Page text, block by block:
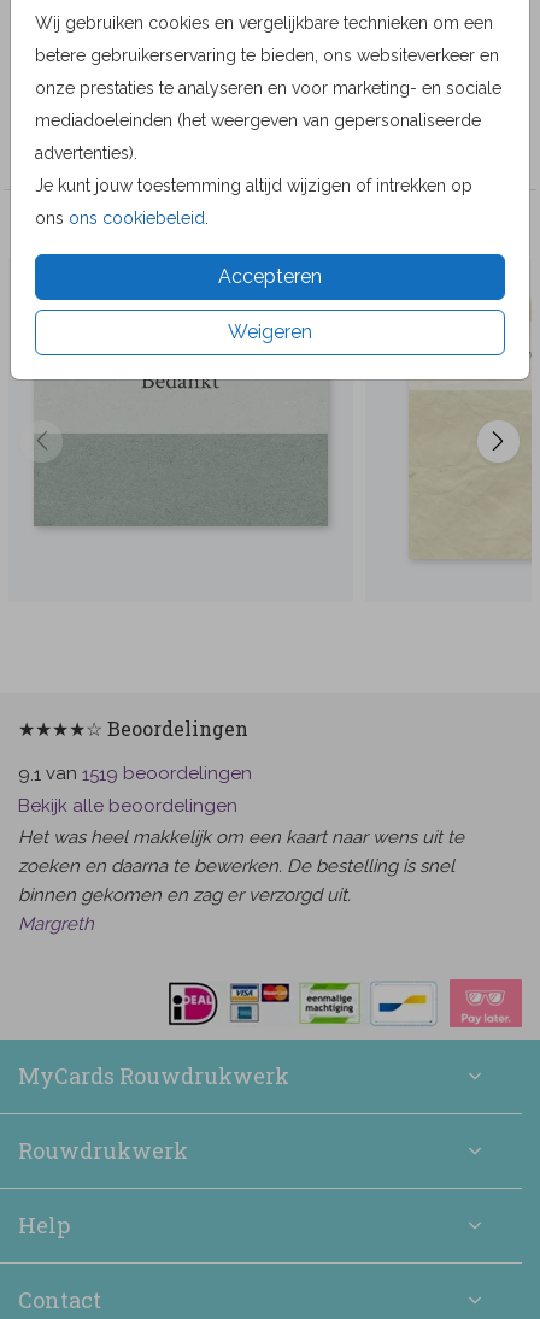
Wij gebruiken cookies en vergelijkbare technieken om een
betere gebruikerservaring te bieden, ons websiteverkeer en
onze prestaties te analyseren en voor marketing- en sociale
mediadoeleinden (het weergeven van gepersonaliseerde
advertenties).
Je kunt jouw toestemming altijd wijzigen of intrekken op
ons ons cookiebeleid
Accepteren
Weigeren
Designer
MyCards Design
Collectie
MyCards
Veel gekozen producten
★★★★☆ Beoordelingen
9.1 van 1519 beoordelingen
Bekijk alle beoordelingen
Het was heel makkelijk om een kaart naar wens uit te
zoeken en daarna te bewerken. De bestelling is snel
binnen gekomen en zag er verzorgd uit.
Margreth
MyCards Rouwdrukwerk
Rouwdrukwerk
Help
Contact